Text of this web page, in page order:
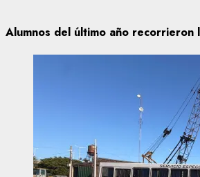
Alumnos del último año recorrieron